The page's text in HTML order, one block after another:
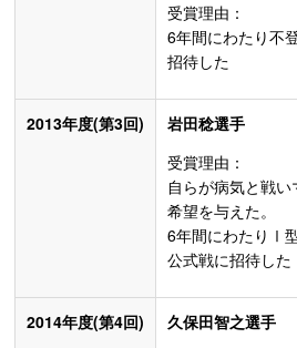
受賞理由：
6年間にわたり不
招待した
2013年度(第3回)
岩田稔選手
受賞理由：
自らが病気と戦
希望を与えた。
6年間にわたりⅠ
公式戦に招待した
2014年度(第4回)
久保田智之選手